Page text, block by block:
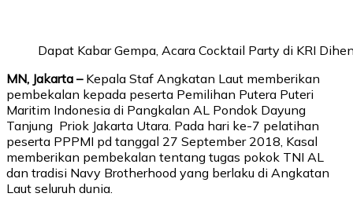
Dapat Kabar Gempa, Acara Cocktail Party di KRI
MN, Jakarta –Kepala Staf Angkatan Laut memberikan
pembekalan kepada peserta Pemilihan Putera Puteri
Maritim Indonesia di Pangkalan AL Pondok Dayung
Tanjung Priok Jakarta Utara. Pada hari ke-7 pelatihan
peserta PPPMI pd tanggal 27 September 2018, Kasal
memberikan pembekalan tentang tugas pokok TNI AL
dan tradisi Navy Brotherhood yang berlaku di Angkatan
Laut seluruh dunia.